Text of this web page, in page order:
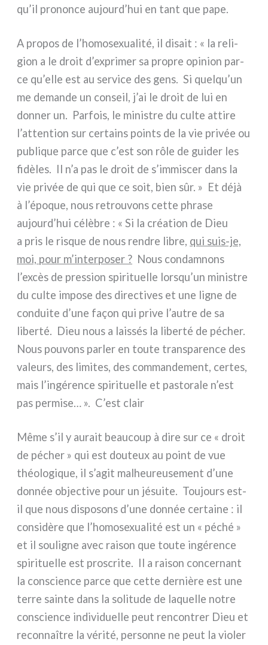
qu’il pro­non­ce aujourd’hui en tant que pape.
A pro­pos de l’homosexualité, il disait : « la reli­
gion a le droit d’exprimer sa pro­pre opi­nion par­
ce qu’elle est au ser­vi­ce des gens. Si quelqu’un
me deman­de un con­seil, j’ai le droit de lui en
don­ner un. Parfois, le mini­stre du cul­te atti­re
l’attention sur cer­tains poin­ts de la vie pri­vée ou
publi­que par­ce que c’est son rôle de gui­der les
fidè­les. Il n’a pas le droit de s’immiscer dans la
vie pri­vée de qui que ce soit, bien sûr. » Et déjà
à l’époque, nous retrou­vons cet­te phra­se
aujourd’hui célè­bre : « Si la créa­tion de Dieu
a pris le risque de nous ren­dre libre, qui suis-je,
moi, pour m’interposer ? Nous con­dam­nons
l’excès de pres­sion spi­ri­tuel­le lorsqu’un mini­stre
du cul­te impo­se des direc­ti­ves et une ligne de
con­dui­te d’une façon qui pri­ve l’autre de sa
liber­té. Dieu nous a lais­sés la liber­té de pécher.
Nous pou­vons par­ler en tou­te trans­pa­ren­ce des
valeurs, des limi­tes, des com­man­de­ment, cer­tes,
mais l’ingérence spi­ri­tuel­le et pasto­ra­le n’est
pas per­mi­se… ». C’est clair
Même s’il y aurait beau­coup à dire sur ce « droit
de pécher » qui est dou­teux au point de vue
théo­lo­gi­que, il s’agit malheu­reu­se­ment d’une
don­née objec­ti­ve pour un jésui­te. Toujours est-
il que nous dispo­sons d’une don­née cer­tai­ne : il
con­si­dè­re que l’homosexualité est un « péché »
et il sou­li­gne avec rai­son que tou­te ingé­ren­ce
spi­ri­tuel­le est pro­scri­te. Il a rai­son con­cer­nant
la con­scien­ce par­ce que cet­te der­niè­re est une
ter­re sain­te dans la soli­tu­de de laquel­le notre
con­scien­ce indi­vi­duel­le peut ren­con­trer Dieu et
recon­naî­tre la véri­té, per­son­ne ne peut la vio­ler